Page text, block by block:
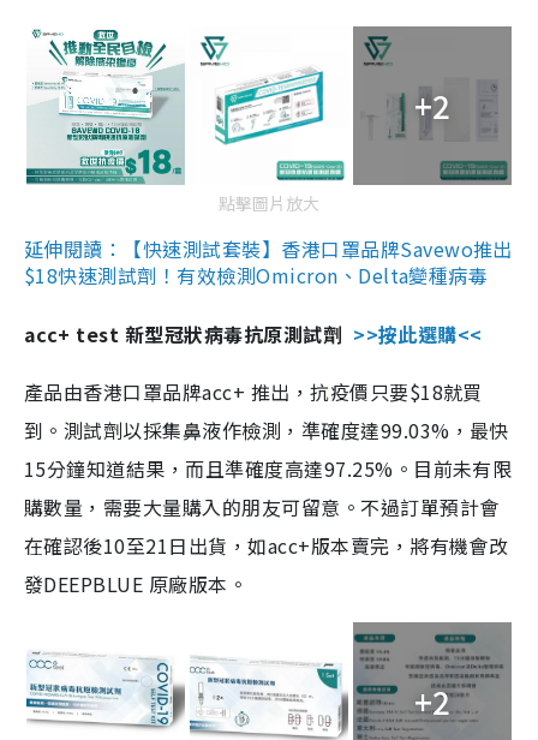
+2
點擊圖片放大
延伸閱讀：【快速測試套裝】香港口罩品牌Savewo推出
$18快速測試劑！有效檢測Omicron、Delta變種病毒
acc+ test 新型冠狀病毒抗原測試劑 >>按此選購<<
產品由香港口罩品牌acc+ 推出，抗疫價只要$18就買
到。測試劑以採集鼻液作檢測，準確度達99.03%，最快
15分鐘知道結果，而且準確度高達97.25%。目前未有限
購數量，需要大量購入的朋友可留意。不過訂單預計會
在確認後10至21日出貨，如acc+版本賣完，將有機會改
發DEEPBLUE 原廠版本。
+2